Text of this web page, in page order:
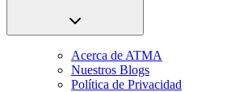
Acerca de ATMA
Nuestros Blogs
Política de Privacidad